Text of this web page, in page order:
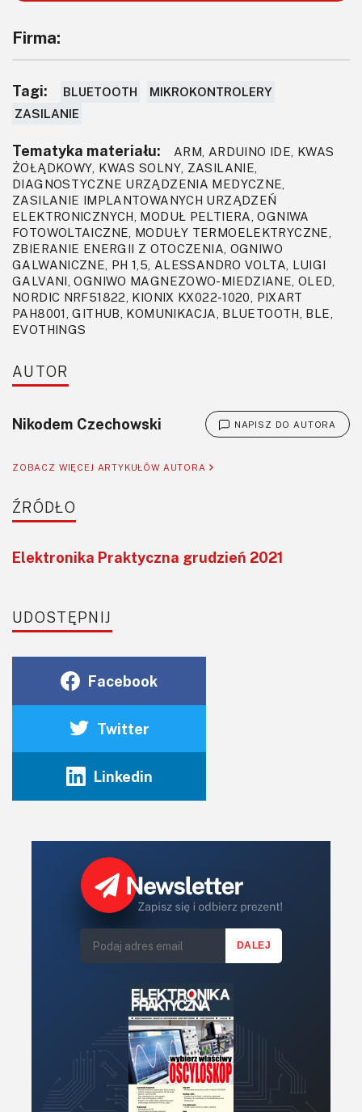
Firma:
Tagi: BLUETOOTH
MIKROKONTROLERY
ZASILANIE
Tematyka materiału:
ARM, ARDUINO IDE, KWAS
ŻOŁĄDKOWY, KWAS SOLNY, ZASILANIE,
DIAGNOSTYCZNE URZĄDZENIA MEDYCZNE,
ZASILANIE IMPLANTOWANYCH URZĄDZEŃ
ELEKTRONICZNYCH, MODUŁ PELTIERA, OGNIWA
FOTOWOLTAICZNE, MODUŁY TERMOELEKTRYCZNE,
ZBIERANIE ENERGII Z OTOCZENIA, OGNIWO
GALWANICZNE, PH 1,5, ALESSANDRO VOLTA, LUIGI
GALVANI, OGNIWO MAGNEZOWO-MIEDZIANE, OLED,
NORDIC NRF51822, KIONIX KX022-1020, PIXART
PAH8001, GITHUB, KOMUNIKACJA, BLUETOOTH, BLE,
EVOTHINGS
AUTOR
Nikodem Czechowski NAPISZ DO AUTORA
ZOBACZ WIĘCEJ ARTYKUŁÓW AUTORA
ŹRÓDŁO
Elektronika Praktyczna grudzień 2021
UDOSTĘPNIJ
Facebook
Twitter
Linkedin